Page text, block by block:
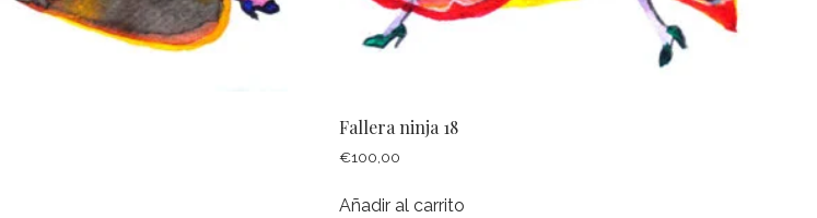
Fallera ninja 18
€100,00
Añadir al carrito